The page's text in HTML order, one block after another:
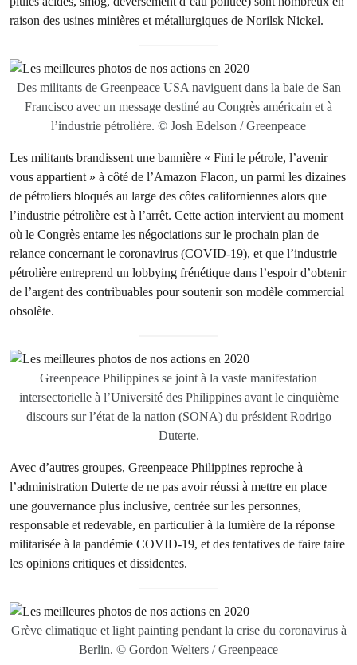
raison des usines minières et métallurgiques de Norilsk Nickel.
Des militants de Greenpeace USA naviguent dans la baie de San
Francisco avec un message destiné au Congrès américain et à
l’industrie pétrolière. © Josh Edelson / Greenpeace
Les militants brandissent une bannière « Fini le pétrole, l’avenir
vous appartient » à côté de l’Amazon Flacon, un parmi les dizaines
de pétroliers bloqués au large des côtes californiennes alors que
l’industrie pétrolière est à l’arrêt. Cette action intervient au moment
où le Congrès entame les négociations sur le prochain plan de
relance concernant le coronavirus (COVID-19), et que l’industrie
pétrolière entreprend un lobbying frénétique dans l’espoir d’obtenir
de l’argent des contribuables pour soutenir son modèle commercial
obsolète.
Greenpeace Philippines se joint à la vaste manifestation
intersectorielle à l’Université des Philippines avant le cinquième
discours sur l’état de la nation (SONA) du président Rodrigo
Duterte.
Avec d’autres groupes, Greenpeace Philippines reproche à
l’administration Duterte de ne pas avoir réussi à mettre en place
une gouvernance plus inclusive, centrée sur les personnes,
responsable et redevable, en particulier à la lumière de la réponse
militarisée à la pandémie COVID-19, et des tentatives de faire taire
les opinions critiques et dissidentes.
Grève climatique et light painting pendant la crise du coronavirus à
Berlin. © Gordon Welters / Greenpeace